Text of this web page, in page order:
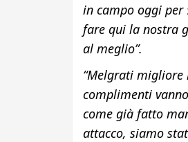
in campo oggi
fare qui la nostra
al meglio”.
“Melgrati migliore
complimenti
come già fatto
attacco, siamo